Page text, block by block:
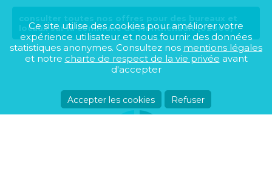
consulter toutes nos offres pour des bureaux et
locaux sur la commune de Monthenault (02860)
Ce site utilise des cookies pour améliorer votre
expérience utilisateur et nous fournir des données
statistiques anonymes. Consultez nos mentions légales
et notre charte de respect de la vie privée avant
d'accepter
Accepter les cookies Refuser